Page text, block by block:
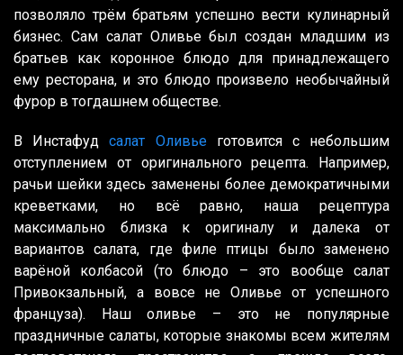
позволяло трём братьям успешно вести кулинарный
бизнес. Сам салат Оливье был создан младшим из
братьев как коронное блюдо для принадлежащего
ему ресторана, и это блюдо произвело необычайный
фурор в тогдашнем обществе.
В Инстафудсалат Оливьеготовится с небольшим
отступлением от оригинального рецепта. Например,
рачьи шейки здесь заменены более демократичными
креветками, но всё равно, наша рецептура
максимально близка к оригиналу и далека от
вариантов салата, где филе птицы было заменено
варёной колбасой (то блюдо – это вообще салат
Привокзальный, а вовсе не Оливье от успешного
француза). Наш оливье – это не популярные
праздничные салаты, которые знакомы всем жителям